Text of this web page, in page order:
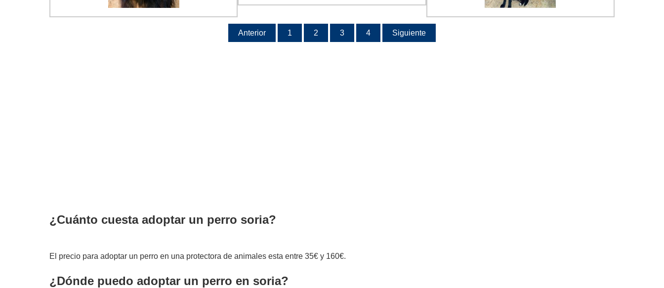
Anterior 1 2 3 4 Siguiente
¿Cuánto cuesta adoptar un perro soria?
El precio para adoptar un perro en una protectora de animales esta entre 35€ y 160€.
¿Dónde puedo adoptar un perro en soria?